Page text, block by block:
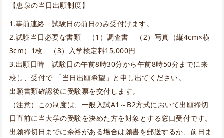
【恵泉の当日出願制度】
1.事前連絡 試験日の前日のみ受付けます。
2.試験当日必要な書類 （1）調査書 （2）写真（縦4cm×横
3cm）1枚 （3）入学検定料15,000円
3.出願日時 試験日の午前8時30分から午前8時50分までに来
校し、受付で 「当日出願希望」と申し出てください。
出願書類確認後に受験票を交付します。
（注意）この制度は、一般入試A1～B2方式において出願締切
日直前に当大学の受験を決めた方を対象とする窓口受付です。
出願締切日までに余裕がある場合は願書を郵送するか、前日ま